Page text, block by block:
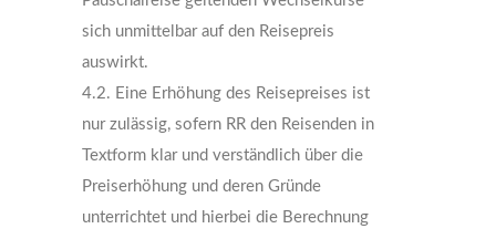
sich unmittelbar auf den Reisepreis
auswirkt.
4.2. Eine Erhöhung des Reisepreises ist
nur zulässig, sofern RR den Reisenden in
Textform klar und verständlich über die
Preiserhöhung und deren Gründe
unterrichtet und hierbei die Berechnung